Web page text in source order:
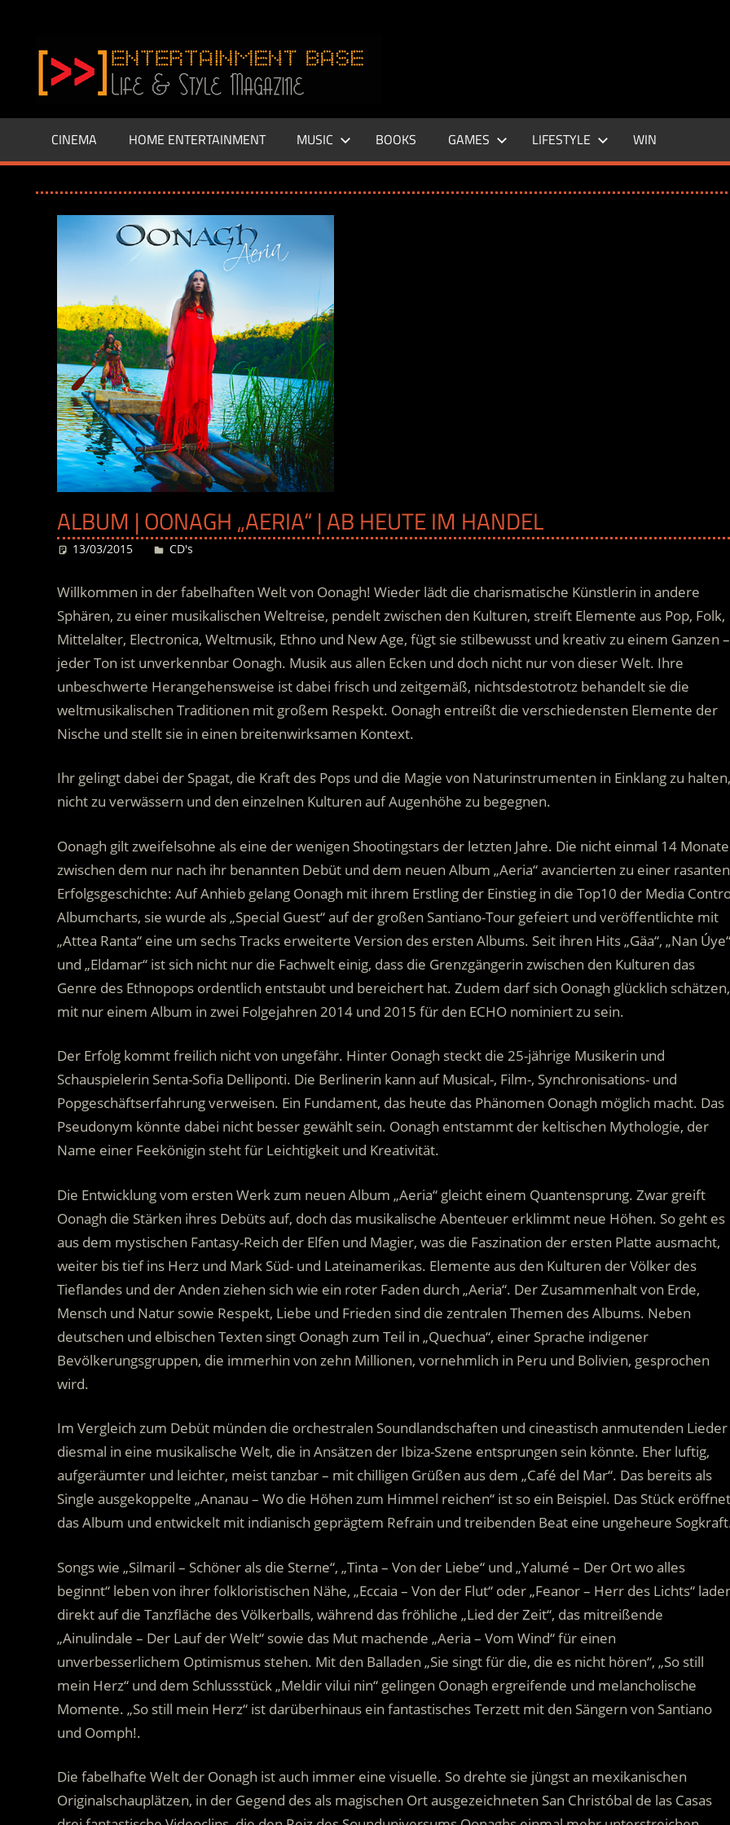
springen
–
LIFE
Base.de
CINEMA HOME ENTERTAINMENT MUSIC BOOKS GAMES LIFESTYLE WIN
ALBUM | OONAGH „AERIA“ | AB HEUTE IM HANDEL
13/03/2015 Desiree
CD's
Willkommen in der fabelhaften Welt von Oonagh! Wieder lädt die charismatische Künstlerin in andere
Sphären, zu einer musikalischen Weltreise, pendelt zwischen den Kulturen, streift Elemente aus Pop, Folk,
Mittelalter, Electronica, Weltmusik, Ethno und New Age, fügt sie stilbewusst und kreativ zu einem Ganzen –
jeder Ton ist unverkennbar Oonagh. Musik aus allen Ecken und doch nicht nur von dieser Welt. Ihre
unbeschwerte Herangehensweise ist dabei frisch und zeitgemäß, nichtsdestotrotz behandelt sie die
weltmusikalischen Traditionen mit großem Respekt. Oonagh entreißt die verschiedensten Elemente der
Nische und stellt sie in einen breitenwirksamen Kontext.
Ihr gelingt dabei der Spagat, die Kraft des Pops und die Magie von Naturinstrumenten in Einklang zu halten,
nicht zu verwässern und den einzelnen Kulturen auf Augenhöhe zu begegnen.
Oonagh gilt zweifelsohne als eine der wenigen Shootingstars der letzten Jahre. Die nicht einmal 14 Monate
zwischen dem nur nach ihr benannten Debüt und dem neuen Album „Aeria“ avancierten zu einer rasanten
Erfolgsgeschichte: Auf Anhieb gelang Oonagh mit ihrem Erstling der Einstieg in die Top10 der Media
Albumcharts, sie wurde als „Special Guest“ auf der großen Santiano-Tour gefeiert und veröffentlichte mit
„Attea Ranta“ eine um sechs Tracks erweiterte Version des ersten Albums. Seit ihren Hits „Gäa“, „Nan Úye“
und „Eldamar“ ist sich nicht nur die Fachwelt einig, dass die Grenzgängerin zwischen den Kulturen das
Genre des Ethnopops ordentlich entstaubt und bereichert hat. Zudem darf sich Oonagh glücklich schätzen,
mit nur einem Album in zwei Folgejahren 2014 und 2015 für den ECHO nominiert zu sein.
Der Erfolg kommt freilich nicht von ungefähr. Hinter Oonagh steckt die 25-jährige Musikerin und
Schauspielerin Senta-Sofia Delliponti. Die Berlinerin kann auf Musical-, Film-, Synchronisations- und
Popgeschäftserfahrung verweisen. Ein Fundament, das heute das Phänomen Oonagh möglich macht. Das
Pseudonym könnte dabei nicht besser gewählt sein. Oonagh entstammt der keltischen Mythologie, der
Name einer Feekönigin steht für Leichtigkeit und Kreativität.
Die Entwicklung vom ersten Werk zum neuen Album „Aeria“ gleicht einem Quantensprung. Zwar greift
Oonagh die Stärken ihres Debüts auf, doch das musikalische Abenteuer erklimmt neue Höhen. So geht es
aus dem mystischen Fantasy-Reich der Elfen und Magier, was die Faszination der ersten Platte ausmacht,
weiter bis tief ins Herz und Mark Süd- und Lateinamerikas. Elemente aus den Kulturen der Völker des
Tieflandes und der Anden ziehen sich wie ein roter Faden durch „Aeria“. Der Zusammenhalt von Erde,
Mensch und Natur sowie Respekt, Liebe und Frieden sind die zentralen Themen des Albums. Neben
deutschen und elbischen Texten singt Oonagh zum Teil in „Quechua“, einer Sprache indigener
Bevölkerungsgruppen, die immerhin von zehn Millionen, vornehmlich in Peru und Bolivien, gesprochen
wird.
Im Vergleich zum Debüt münden die orchestralen Soundlandschaften und cineastisch anmutenden Lieder
diesmal in eine musikalische Welt, die in Ansätzen der Ibiza-Szene entsprungen sein könnte. Eher luftig,
aufgeräumter und leichter, meist tanzbar – mit chilligen Grüßen aus dem „Café del Mar“. Das bereits als
Single ausgekoppelte „Ananau – Wo die Höhen zum Himmel reichen“ ist so ein Beispiel. Das Stück eröffnet
das Album und entwickelt mit indianisch geprägtem Refrain und treibenden Beat eine ungeheure
Songs wie „Silmaril – Schöner als die Sterne“, „Tinta – Von der Liebe“ und „Yalumé – Der Ort wo alles
beginnt“ leben von ihrer folkloristischen Nähe, „Eccaia – Von der Flut“ oder „Feanor – Herr des Lichts“
direkt auf die Tanzfläche des Völkerballs, während das fröhliche „Lied der Zeit“, das mitreißende
„Ainulindale – Der Lauf der Welt“ sowie das Mut machende „Aeria – Vom Wind“ für einen
unverbesserlichem Optimismus stehen. Mit den Balladen „Sie singt für die, die es nicht hören“, „So still
mein Herz“ und dem Schlussstück „Meldir vilui nin“ gelingen Oonagh ergreifende und melancholische
Momente. „So still mein Herz“ ist darüberhinaus ein fantastisches Terzett mit den Sängern von Santiano
und Oomph!.
Die fabelhafte Welt der Oonagh ist auch immer eine visuelle. So drehte sie jüngst an mexikanischen
Originalschauplätzen, in der Gegend des als magischen Ort ausgezeichneten San Christóbal de las Casas